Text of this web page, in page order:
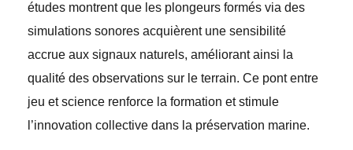
études montrent que les plongeurs formés via des
simulations sonores acquièrent une sensibilité
accrue aux signaux naturels, améliorant ainsi la
qualité des observations sur le terrain. Ce pont entre
jeu et science renforce la formation et stimule
l’innovation collective dans la préservation marine.